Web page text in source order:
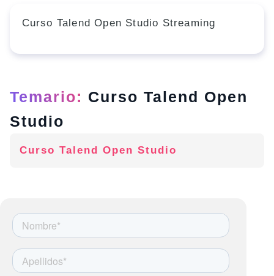
Curso Talend Open Studio Streaming
Temario: Curso Talend Open
Studio
Curso Talend Open Studio